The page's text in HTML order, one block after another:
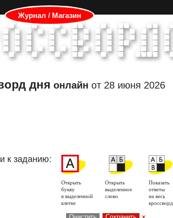
Журнал / Магазин
дня онлайн от 28 июня 2026
к заданию:
Открыть
букву
в выделенной
клетке
Открыть
выделенное
слово
Показать
ответы
на весь
кроссворд